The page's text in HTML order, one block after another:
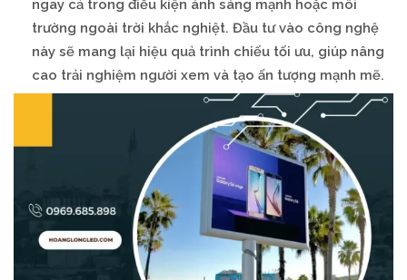
ngay cả trong điều kiện ánh sáng mạnh hoặc môi
trường ngoài trời khắc nghiệt. Đầu tư vào công nghệ
này sẽ mang lại hiệu quả trình chiếu tối ưu, giúp nâng
cao trải nghiệm người xem và tạo ấn tượng mạnh mẽ.